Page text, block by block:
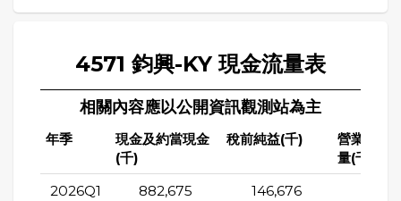
4571 鈞興-KY 現金流量表
相關內容應以公開資訊觀測站為主
年季
現金及約當現金
(千)
稅前純益(千)
營業活動
量(千)
2026Q1 882,675 146,676